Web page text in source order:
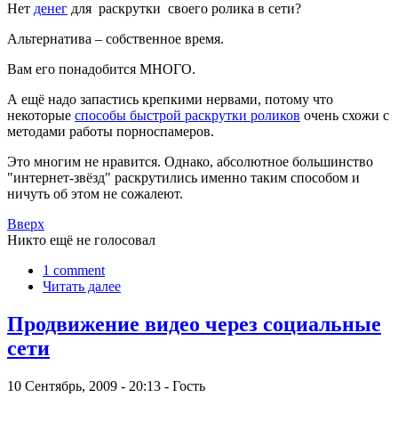
Нет денег для раскрутки своего ролика в сети?
Альтернатива – собственное время.
Вам его понадобится МНОГО.
А ещё надо запастись крепкими нервами, потому что
некоторые способы быстрой раскрутки роликов очень схожи с
методами работы порноспамеров.
Это многим не нравится. Однако, абсолютное большинство
"интернет-звёзд" раскрутились именно таким способом и
ничуть об этом не сожалеют.
Вверх
Никто ещё не голосовал
1 comment
Читать далее
Продвижение видео через социальные
сети
10 Сентябрь, 2009 - 20:13 - Гость